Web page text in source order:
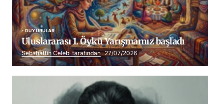
DUYURULAR
Uluslararası 1. Öykü Yarışmamız başladı
Sebahattin Celebi tarafından 27/07/2026